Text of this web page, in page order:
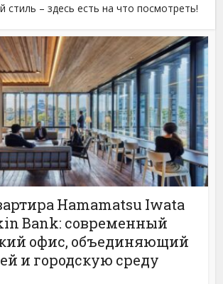
стиль – здесь есть на что посмотреть!
Hamamatsu Iwata
Bank: современный
офис, объединяющий
и городскую среду